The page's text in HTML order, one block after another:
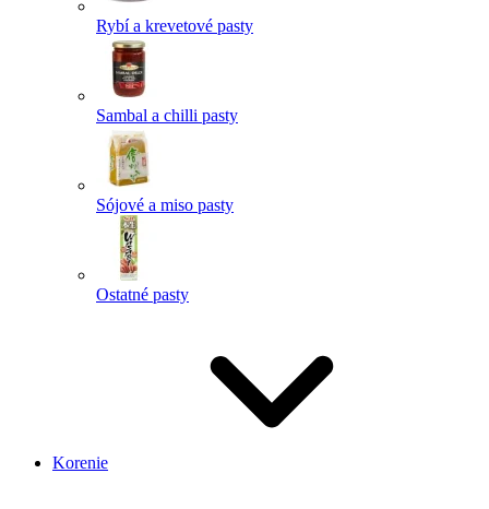
Rybí a krevetové pasty
Sambal a chilli pasty
Sójové a miso pasty
Ostatné pasty
Korenie